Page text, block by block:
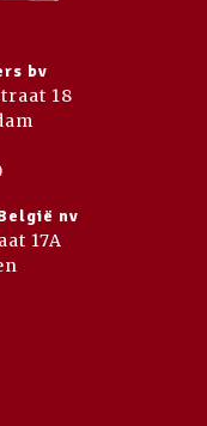
bv
18
nv
17A